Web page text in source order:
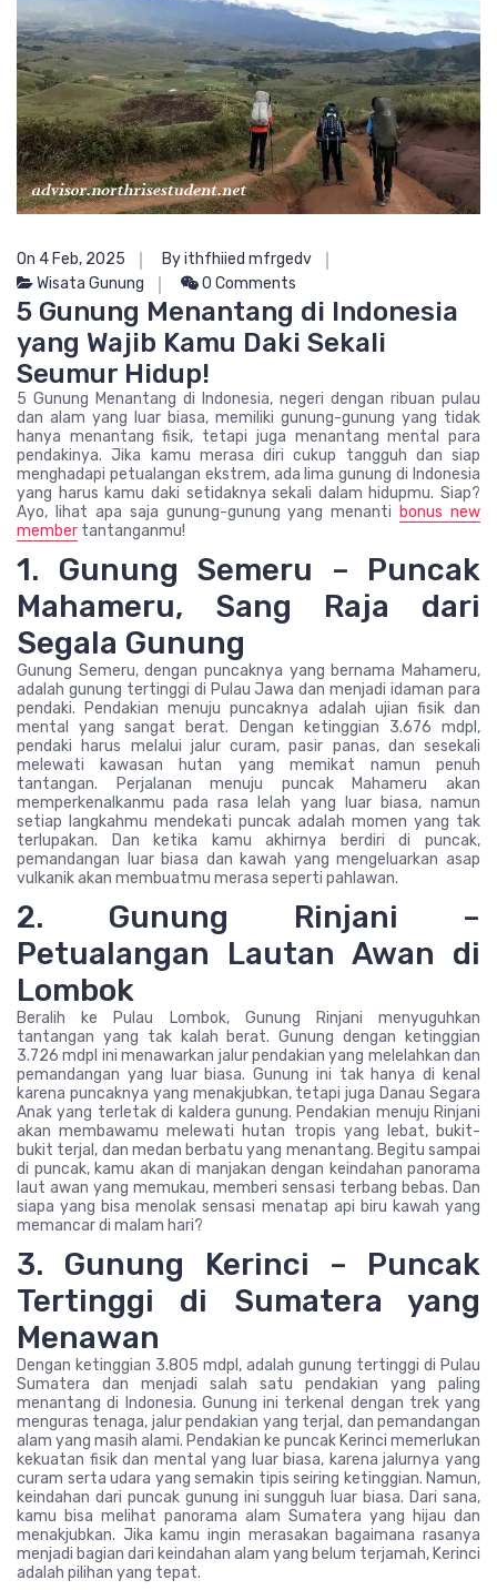
On 4 Feb, 2025
By ithfhiied mfrgedv
Wisata Gunung
0 Comments
5 Gunung Menantang di Indonesia
yang Wajib Kamu Daki Sekali
Seumur Hidup!
5 Gunung Menantang di Indonesia, negeri dengan ribuan pulau
dan alam yang luar biasa, memiliki gunung-gunung yang tidak
hanya menantang fisik, tetapi juga menantang mental para
pendakinya. Jika kamu merasa diri cukup tangguh dan siap
menghadapi petualangan ekstrem, ada lima gunung di Indonesia
yang harus kamu daki setidaknya sekali dalam hidupmu. Siap?
Ayo, lihat apa saja gunung-gunung yang menanti bonus new
member tantanganmu!
1. Gunung Semeru – Puncak
Mahameru, Sang Raja dari
Segala Gunung
Gunung Semeru, dengan puncaknya yang bernama Mahameru,
adalah gunung tertinggi di Pulau Jawa dan menjadi idaman para
pendaki. Pendakian menuju puncaknya adalah ujian fisik dan
mental yang sangat berat. Dengan ketinggian 3.676 mdpl,
pendaki harus melalui jalur curam, pasir panas, dan sesekali
melewati kawasan hutan yang memikat namun penuh
tantangan. Perjalanan menuju puncak Mahameru akan
memperkenalkanmu pada rasa lelah yang luar biasa, namun
setiap langkahmu mendekati puncak adalah momen yang tak
terlupakan. Dan ketika kamu akhirnya berdiri di puncak,
pemandangan luar biasa dan kawah yang mengeluarkan asap
vulkanik akan membuatmu merasa seperti pahlawan.
2. Gunung Rinjani –
Petualangan Lautan Awan di
Lombok
Beralih ke Pulau Lombok, Gunung Rinjani menyuguhkan
tantangan yang tak kalah berat. Gunung dengan ketinggian
3.726 mdpl ini menawarkan jalur pendakian yang melelahkan dan
pemandangan yang luar biasa. Gunung ini tak hanya di kenal
karena puncaknya yang menakjubkan, tetapi juga Danau Segara
Anak yang terletak di kaldera gunung. Pendakian menuju Rinjani
akan membawamu melewati hutan tropis yang lebat, bukit-
bukit terjal, dan medan berbatu yang menantang. Begitu sampai
di puncak, kamu akan di manjakan dengan keindahan panorama
laut awan yang memukau, memberi sensasi terbang bebas. Dan
siapa yang bisa menolak sensasi menatap api biru kawah yang
memancar di malam hari?
3. Gunung Kerinci – Puncak
Tertinggi di Sumatera yang
Menawan
Dengan ketinggian 3.805 mdpl, adalah gunung tertinggi di Pulau
Sumatera dan menjadi salah satu pendakian yang paling
menantang di Indonesia. Gunung ini terkenal dengan trek yang
menguras tenaga, jalur pendakian yang terjal, dan pemandangan
alam yang masih alami. Pendakian ke puncak Kerinci memerlukan
kekuatan fisik dan mental yang luar biasa, karena jalurnya yang
curam serta udara yang semakin tipis seiring ketinggian. Namun,
keindahan dari puncak gunung ini sungguh luar biasa. Dari sana,
kamu bisa melihat panorama alam Sumatera yang hijau dan
menakjubkan. Jika kamu ingin merasakan bagaimana rasanya
menjadi bagian dari keindahan alam yang belum terjamah, Kerinci
adalah pilihan yang tepat.